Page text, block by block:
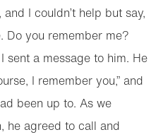
I couldn’t help but say,
Do you remember me?
sent a message to him. He
I remember you,” and
been up to. As we
he agreed to call and